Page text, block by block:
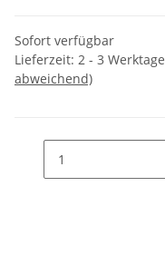
Sofort verfügbar
Lieferzeit: 2 - 3 Werktage
abweichend)